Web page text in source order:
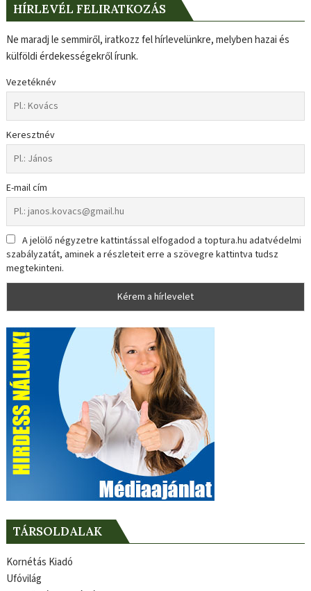
HÍRLEVÉL FELIRATKOZÁS
Ne maradj le semmiről, iratkozz fel hírlevelünkre, melyben hazai és
külföldi érdekességekről írunk.
Vezetéknév
Keresztnév
E-mail cím
A jelölő négyzetre kattintással elfogadod a toptura.hu adatvédelmi
szabályzatát, aminek a részleteit erre a szövegre kattintva tudsz
megtekinteni.
TÁRSOLDALAK
Kornétás Kiadó
Ufóvilág